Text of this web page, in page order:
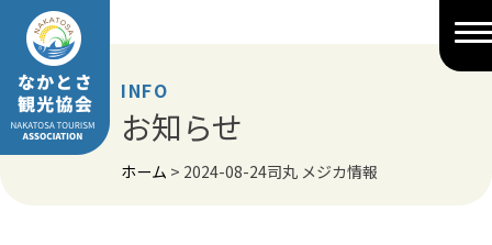
Skip
content
INFO
お知らせ
ホーム > 2024-08-24司丸 メジカ情報